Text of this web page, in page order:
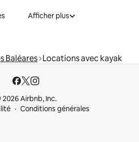
Afficher plus
Baléares Locations avec kayak
Airbnb, Inc.
Conditions générales